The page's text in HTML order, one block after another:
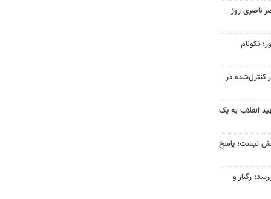
ناصری روز
نکونام
کنترل‌شده در
انقلاب به یک
نیست؛ پاسخ
رگبار و